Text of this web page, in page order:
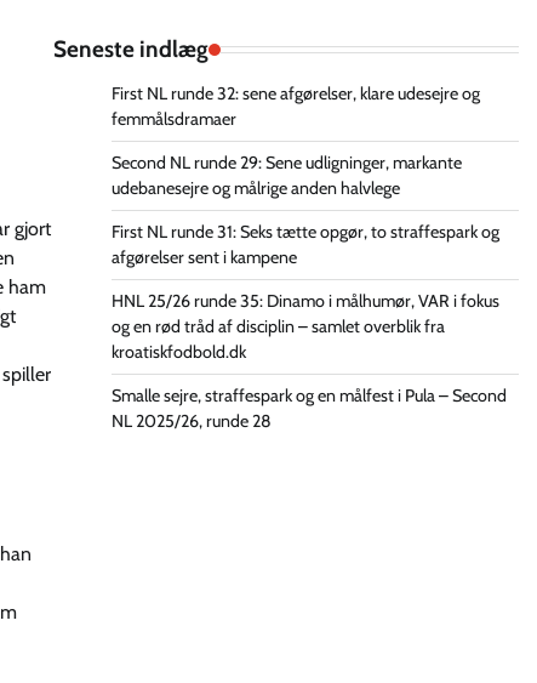
gjort
ham
Seneste indlæg
First NL runde 32: sene afgørelser, klare udesejre og
femmålsdramaer
Second NL runde 29: Sene udligninger, markante
udebanesejre og målrige anden halvlege
First NL runde 31: Seks tætte opgør, to straffespark og
afgørelser sent i kampene
HNL 25/26 runde 35: Dinamo i målhumør, VAR i fokus
og en rød tråd af disciplin – samlet overblik fra
kroatiskfodbold.dk
Smalle sejre, straffespark og en målfest i Pula – Second
NL 2025/26, runde 28